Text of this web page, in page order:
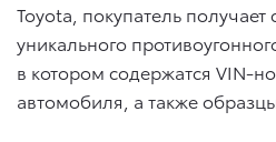
Toyota, покупатель получает
уникального
в котором содержатся VIN-
автомобиля, а также